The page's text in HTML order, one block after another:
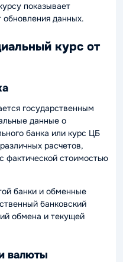
показывает
обновления данных.
курс от
государственным
данные о
банка или курс ЦБ
расчетов,
фактической стоимостью
банки и обменные
банковский
обмена и текущей
валюты